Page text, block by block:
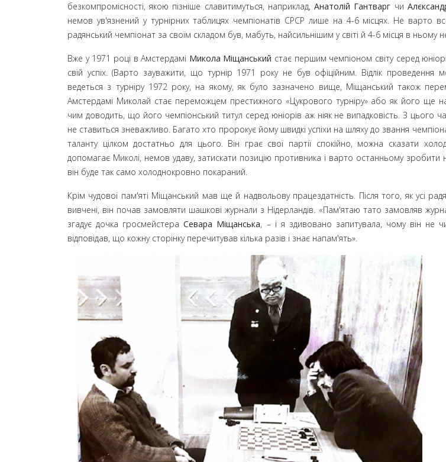
безкомпромісності, якою пізніше славитимуться, наприклад,Анатолій Гантварг чи
немов ув'язнений у турнірних таблицях чемпіонатів СРСР лише на 4-6 місцях. Не варто
радянський чемпіонат за своїм складом був, мабуть, найсильнішим у світі й 4-6 місця в ньому
Вже у 1971 році в Амстердамі Микола Міщанський стає першим чемпіоном світу серед
свій успіх. (Варто зауважити, що турнір 1971
року не був офіційним. Відлік проведення
ведеться з турніру 1972 року, на якому, як було зазначено вище, Міщанський також
Амстердамі Миколай стає переможцем престижного «Цукрового турніру» або як його ще
чим доводить, що його чемпіонський титул серед юніорів аж ніяк не випадковість. З цього
не ставиться зневажливо. Багато хто пророкує йому швидкі успіхи на шляху до звання
таланту цілком достатньо для цього. Він грає свої партії спокійно, можна сказати
допомагає Миколі, немов удаву, затискати позицію противника і варто останньому зробити
він буде так само холоднокровно покараний.
Крім чудової пам'яті Міщанський мав ще й надвольову працездатність. Після того, як усі
вивчені, він почав замовляти шашкові журнали з Нідерландів. «Пам'ятаю тато замовляв
згадує дочка гросмейстераСевара Міщанська, – і я здивовано запитувала, чому він не
відповідав, що кожну сторінку перечитував кілька разів і знає напам'ять».